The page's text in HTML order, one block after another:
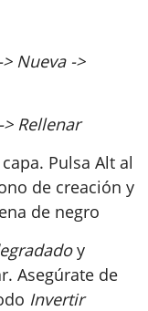
> Nueva ->
Rellenar
Pulsa Alt al
de creación y
de negro
y
Asegúrate de
Invertir